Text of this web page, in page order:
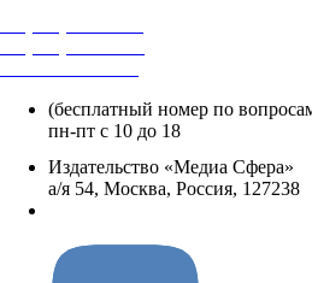
(бесплатный номер по
пн-пт с 10 до 18
Издательство «Медиа Сфера»
а/я 54, Москва, Россия, 127238